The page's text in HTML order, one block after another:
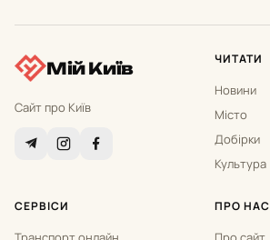
Мій Київ
Сайт про Київ
ЧИТАТИ
Новини
Місто
Добірки
Культура
СЕРВІСИ ПРО НАС